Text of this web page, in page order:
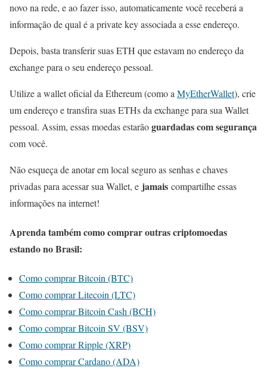
novo na rede, e ao fazer isso, automaticamente você receberá a
informação de qual é a private key associada a esse endereço.
Depois, basta transferir suas ETH que estavam no endereço da
exchange para o seu endereço pessoal.
Utilize a wallet oficial da Ethereum (como a MyEtherWallet), crie
um endereço e transfira suas ETHs da exchange para sua Wallet
pessoal. Assim, essas moedas estarãoguardadas com segurança
com você.
Não esqueça de anotar em local seguro as senhas e chaves
privadas para acessar sua Wallet, e jamais compartilhe essas
informações na internet!
Aprenda também como comprar outras criptomoedas
estando no Brasil:
Como comprar Bitcoin (BTC)
Como comprar Litecoin (LTC)
Como comprar Bitcoin Cash (BCH)
Como comprar Bitcoin SV (BSV)
Como comprar Ripple (XRP)
Como comprar Cardano (ADA)